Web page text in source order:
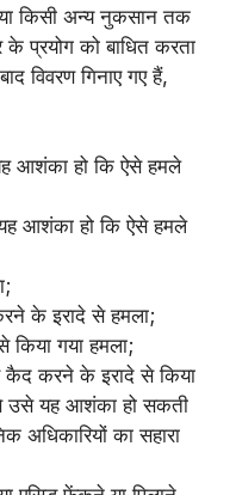
किसी अन्य नुकसान तक
के प्रयोग को बाधित करता
विवरण गिनाए गए हैं,
आशंका हो कि ऐसे हमले
आशंका हो कि ऐसे हमले
के इरादे से हमला;
गया हमला;
कैद करने के इरादे से किया
उसे यह आशंका हो सकती
अधिकारियों का सहारा